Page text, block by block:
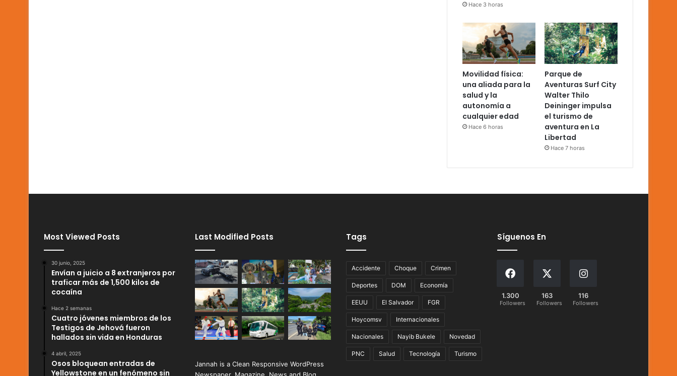
Hace 3 horas
Movilidad física:
una aliada para la
salud y la
autonomía a
cualquier edad
Hace 6 horas
Parque de
Aventuras Surf City
Walter Thilo
Deininger impulsa
el turismo de
aventura en La
Libertad
Hace 7 horas
Most Viewed Posts
30 junio, 2025
Envían a juicio a 8 extranjeros por
traficar más de 1,500 kilos de
cocaína
Hace 2 semanas
Cuatro jóvenes miembros de los
Testigos de Jehová fueron
hallados sin vida en Honduras
4 abril, 2025
Osos bloquean entradas de
Yellowstone en un fenómeno sin
Last Modified Posts
Jannah is a Clean Responsive WordPress
Tags
Accidente Choque Crimen
Deportes DOM Economía
EEUU El Salvador FGR
Hoycomsv Internacionales
Nacionales Nayib Bukele Novedad
PNC Salud Tecnología Turismo
Síguenos En
1.300
Followers
163
Followers
116
Followers